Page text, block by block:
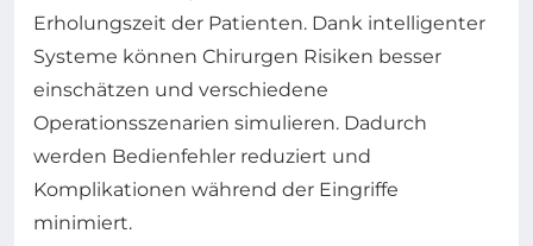
Erholungszeit der Patienten. Dank intelligenter
Systeme können Chirurgen Risiken besser
einschätzen und verschiedene
Operationsszenarien simulieren. Dadurch
werden Bedienfehler reduziert und
Komplikationen während der Eingriffe
minimiert.